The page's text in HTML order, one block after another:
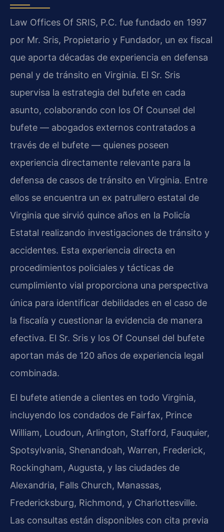
Law Offices Of SRIS, P.C. fue fundado en 1997
por Mr. Sris, Propietario y Fundador, un ex fiscal
que aporta décadas de experiencia en defensa
penal y de tránsito en Virginia. El Sr. Sris
supervisa la estrategia del bufete en cada
asunto, colaborando con los Of Counsel del
bufete — abogados externos contratados a
través de el bufete — quienes poseen
experiencia directamente relevante para la
defensa de casos de tránsito en Virginia. Entre
ellos se encuentra un ex patrullero estatal de
Virginia que sirvió quince años en la Policía
Estatal realizando investigaciones de tránsito y
accidentes. Esta experiencia directa en
procedimientos policiales y tácticas de
cumplimiento vial proporciona una perspectiva
única para identificar debilidades en el caso de
la fiscalía y cuestionar la evidencia de manera
efectiva. El Sr. Sris y los Of Counsel del bufete
aportan más de 120 años de experiencia legal
combinada.
El bufete atiende a clientes en todo Virginia,
incluyendo los condados de Fairfax, Prince
William, Loudoun, Arlington, Stafford, Fauquier,
Spotsylvania, Shenandoah, Warren, Frederick,
Rockingham, Augusta, y las ciudades de
Alexandria, Falls Church, Manassas,
Fredericksburg, Richmond, y Charlottesville.
Las consultas están disponibles con cita previa